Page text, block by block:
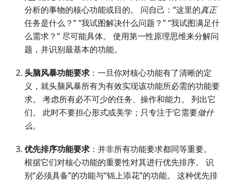
分析的事物的核心功能或目的。 问自己：“这里的真正
任务是什么？” “我试图解决什么问题？” “我试图满足什
么需求？” 尽可能具体。 使用第一性原理思维来分解问
题，并识别最基本的功能。
头脑风暴功能要求 ：一旦你对核心功能有了清晰的定
义，就头脑风暴所有为有效实现该功能所必需的功能要
求。 考虑所有必不可少的任务、操作和能力。 列出它
们。 此时不要担心形式或美学；只专注于它需要做什
么。
优先排序功能要求 ：并非所有功能要求都同等重要。
根据它们对核心功能的重要性对其进行优先排序。 识
别“必须具备”的功能与“锦上添花”的功能。 这种优先排